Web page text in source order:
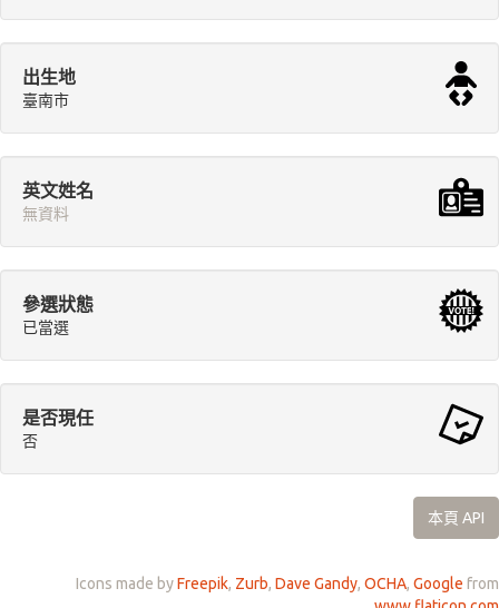
出生地
臺南市
英文姓名
無資料
參選狀態
已當選
是否現任
否
本頁 API
Icons made byFreepik, Zurb, Dave Gandy, OCHA, Google from